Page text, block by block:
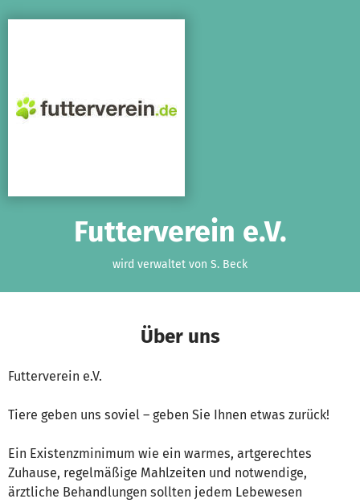
Futterverein e.V.
wird verwaltet von S. Beck
Über uns
Futterverein e.V.
Tiere geben uns soviel – geben Sie Ihnen etwas zurück!
Ein Existenzminimum wie ein warmes, artgerechtes
Zuhause, regelmäßige Mahlzeiten und notwendige,
ärztliche Behandlungen sollten jedem Lebewesen